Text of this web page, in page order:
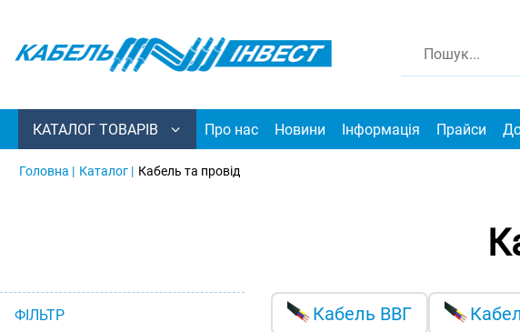
КАТАЛОГ ТОВАРІВ Про нас Новини Інформація Прайси
Головна | Каталог | Кабель та провід
ФІЛЬТР Кабель ВВГ